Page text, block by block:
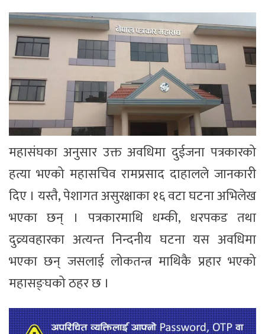
महासंघका अनुसार उक्त अवधिमा दुईजना पत्रकारको
हत्या भएको महासचिव रामप्रसाद दाहालले जानकारी
दिए । यस्तै, पेशागत असुरक्षाका १६ वटा घटना अभिलेख
भएका छन् । पत्रकारमाथि धम्की, धरपकड तथा
दुव्र्यवहारका अत्यन्त निन्दनीय घटना यस अवधिमा
भएका छन् जसलाई लोकतन्त्र माथिकै प्रहार भएको
महासङ्घको ठहर छ ।